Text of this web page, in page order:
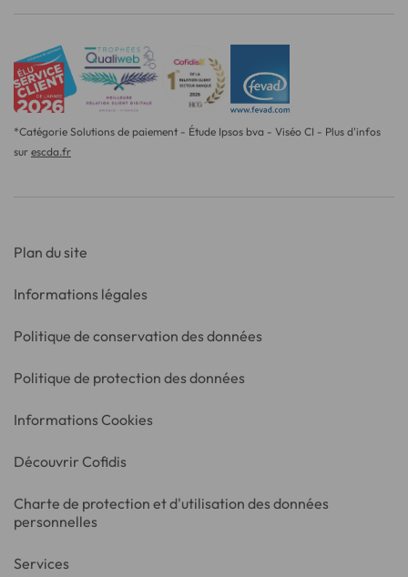
*Catégorie Solutions de paiement - Étude Ipsos bva - Viséo CI - Plus d'infos
sur escda.fr
Plan du site
Informations légales
Politique de conservation des données
Politique de protection des données
Informations Cookies
Découvrir Cofidis
Charte de protection et d'utilisation des données
personnelles
Services